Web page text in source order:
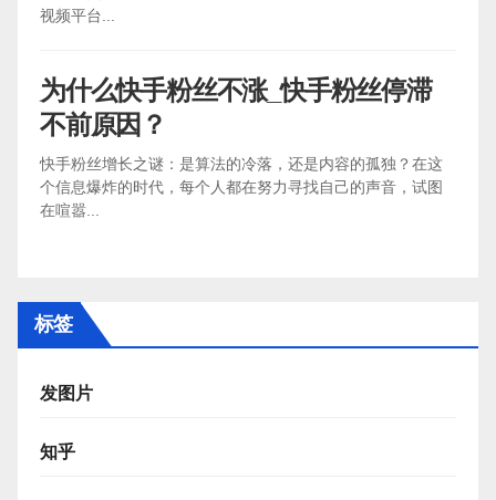
视频平台...
为什么快手粉丝不涨_快手粉丝停滞
不前原因？
快手粉丝增长之谜：是算法的冷落，还是内容的孤独？在这
个信息爆炸的时代，每个人都在努力寻找自己的声音，试图
在喧嚣...
标签
发图片
知乎